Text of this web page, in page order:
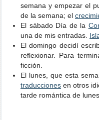
semana y empezar el
de la semana; el
El sábado Día de la
una de mis entradas.
El domingo decidí
reflexionar. Para
ficción.
El lunes, que esta
traducciones en otros
tarde romántica de